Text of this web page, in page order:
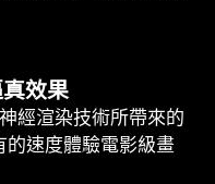
效果
經渲染技術所帶來的
的速度體驗電影級畫